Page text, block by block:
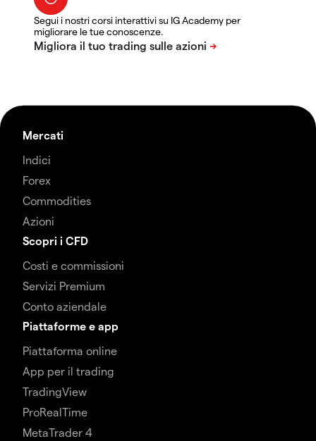
Segui i nostri corsi interattivi su IG Academy per
migliorare le tue conoscenze.
Mercati
Indici
Forex
Commodities
Azioni
Scopri i CFD
Costi e commissioni
Servizi Premium
Conto aziendale
Piattaforme e app
Piattaforma online
App per il trading
TradingView
ProRealTime
MetaTrader 4